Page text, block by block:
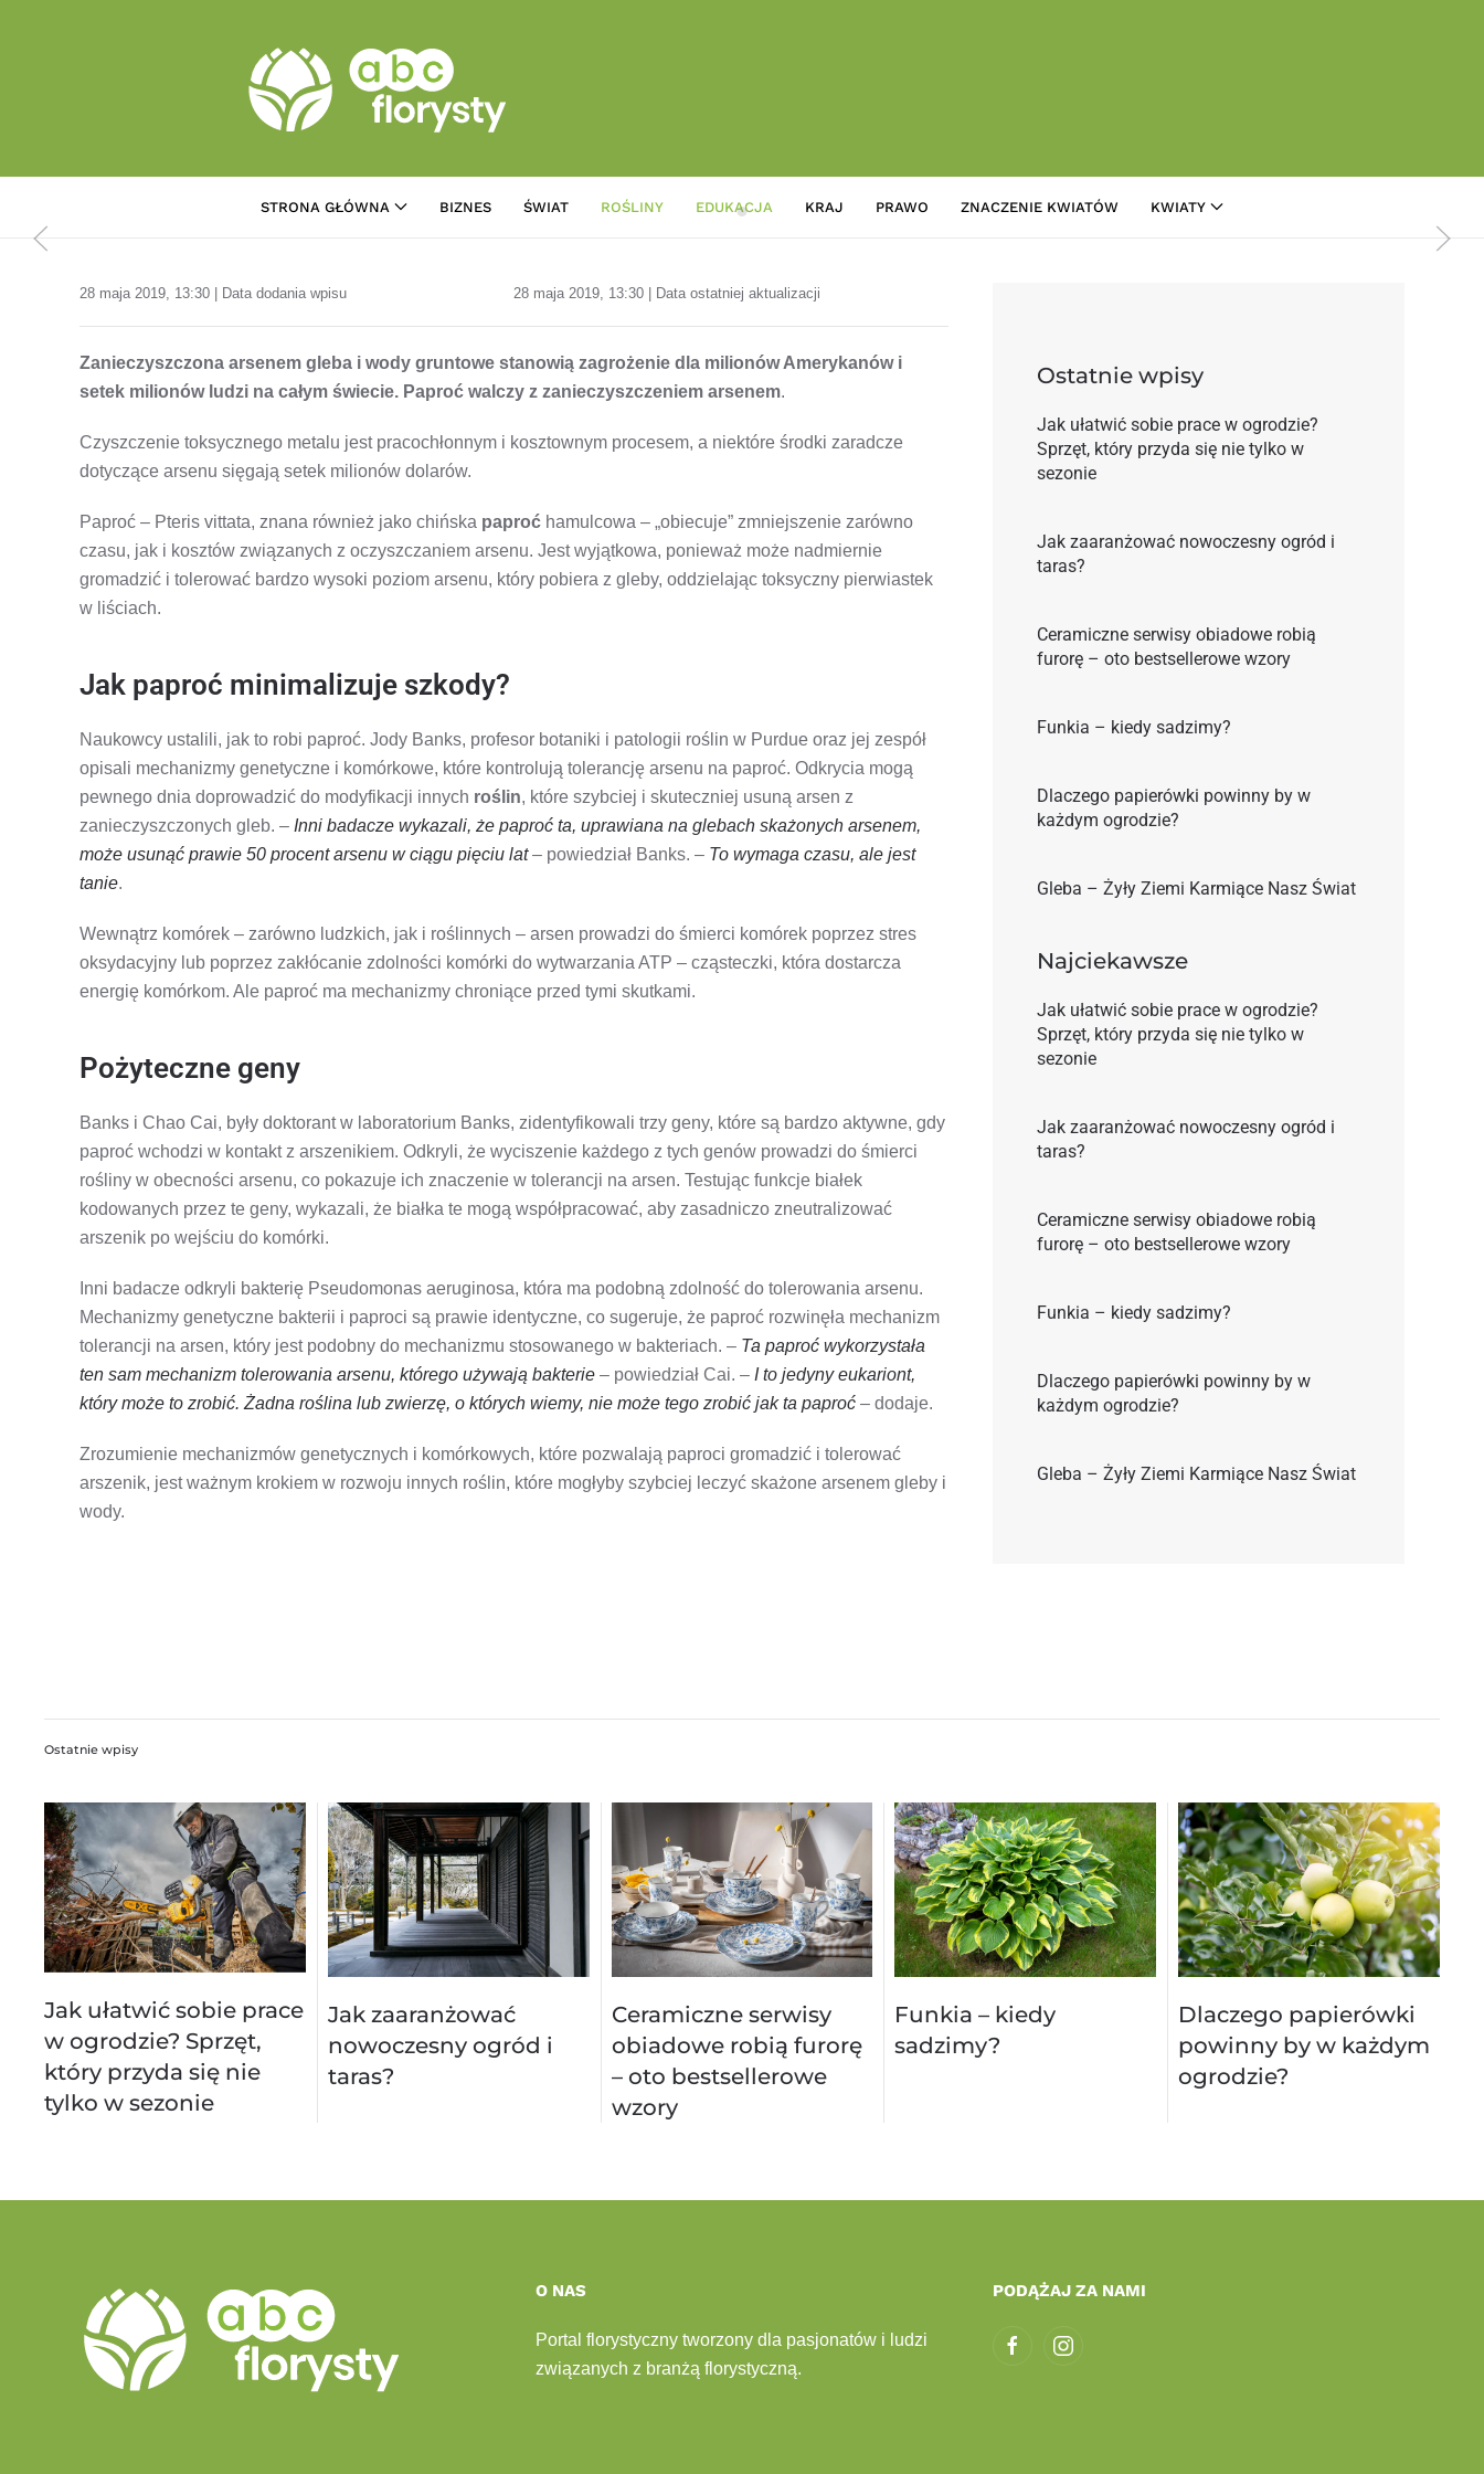
STRONA GŁÓWNA BIZNES ŚWIAT ROŚLINY EDUKACJA KRAJ PRAWO ZNACZENIE KWIATÓW KWIATY
28 maja 2019, 13:30 | Data dodania wpisu 28 maja 2019, 13:30 | Data ostatniej aktualizacji
Zanieczyszczona arsenem gleba i wody gruntowe stanowią zagrożenie dla milionów Amerykanów i
setek milionów ludzi na całym świecie. Paproć walczy z zanieczyszczeniem arsenem.
Czyszczenie toksycznego metalu jest pracochłonnym i kosztownym procesem, a niektóre środki zaradcze
dotyczące arsenu sięgają setek milionów dolarów.
Paproć – Pteris vittata, znana również jako chińska paproć hamulcowa – „obiecuje” zmniejszenie zarówno
czasu, jak i kosztów związanych z oczyszczaniem arsenu. Jest wyjątkowa, ponieważ może nadmiernie
gromadzić i tolerować bardzo wysoki poziom arsenu, który pobiera z gleby, oddzielając toksyczny pierwiastek
w liściach.
Jak paproć minimalizuje szkody?
Naukowcy ustalili, jak to robi paproć. Jody Banks, profesor botaniki i patologii roślin w Purdue oraz jej zespół
opisali mechanizmy genetyczne i komórkowe, które kontrolują tolerancję arsenu na paproć. Odkrycia mogą
pewnego dnia doprowadzić do modyfikacji innych roślin, które szybciej i skuteczniej usuną arsen z
zanieczyszczonych gleb. – Inni badacze wykazali, że paproć ta, uprawiana na glebach skażonych arsenem,
może usunąć prawie 50 procent arsenu w ciągu pięciu lat– powiedział Banks. – To wymaga czasu, ale jest
tanie.
Wewnątrz komórek – zarówno ludzkich, jak i roślinnych – arsen prowadzi do śmierci komórek poprzez stres
oksydacyjny lub poprzez zakłócanie zdolności komórki do wytwarzania ATP – cząsteczki, która dostarcza
energię komórkom. Ale paproć ma mechanizmy chroniące przed tymi skutkami.
Pożyteczne geny
Banks i Chao Cai, były doktorant w laboratorium Banks, zidentyfikowali trzy geny, które są bardzo aktywne, gdy
paproć wchodzi w kontakt z arszenikiem. Odkryli, że wyciszenie każdego z tych genów prowadzi do śmierci
rośliny w obecności arsenu, co pokazuje ich znaczenie w tolerancji na arsen. Testując funkcje białek
kodowanych przez te geny, wykazali, że białka te mogą współpracować, aby zasadniczo zneutralizować
arszenik po wejściu do komórki.
Inni badacze odkryli bakterię Pseudomonas aeruginosa, która ma podobną zdolność do tolerowania arsenu.
Mechanizmy genetyczne bakterii i paproci są prawie identyczne, co sugeruje, że paproć rozwinęła mechanizm
tolerancji na arsen, który jest podobny do mechanizmu stosowanego w bakteriach. – Ta paproć wykorzystała
ten sam mechanizm tolerowania arsenu, którego używają bakterie – powiedział Cai. – I to jedyny eukariont,
który może to zrobić. Żadna roślina lub zwierzę, o których wiemy, nie może tego zrobić jak ta paproć – dodaje.
Zrozumienie mechanizmów genetycznych i komórkowych, które pozwalają paproci gromadzić i tolerować
arszenik, jest ważnym krokiem w rozwoju innych roślin, które mogłyby szybciej leczyć skażone arsenem gleby i
wody.
Ostatnie wpisy
Jak ułatwić sobie prace w ogrodzie?
Sprzęt, który przyda się nie tylko w
sezonie
Jak zaaranżować nowoczesny ogród i
taras?
Ceramiczne serwisy obiadowe robią
furorę – oto bestsellerowe wzory
Funkia – kiedy sadzimy?
Dlaczego papierówki powinny by w
każdym ogrodzie?
Gleba – Żyły Ziemi Karmiące Nasz Świat
Najciekawsze
Jak ułatwić sobie prace w ogrodzie?
Sprzęt, który przyda się nie tylko w
sezonie
Jak zaaranżować nowoczesny ogród i
taras?
Ceramiczne serwisy obiadowe robią
furorę – oto bestsellerowe wzory
Funkia – kiedy sadzimy?
Dlaczego papierówki powinny by w
każdym ogrodzie?
Gleba – Żyły Ziemi Karmiące Nasz Świat
Ostatnie wpisy
Jak ułatwić sobie prace
w ogrodzie? Sprzęt,
który przyda się nie
tylko w sezonie
Jak zaaranżować
nowoczesny ogród i
taras?
Ceramiczne serwisy
obiadowe robią furorę
– oto bestsellerowe
wzory
Funkia – kiedy
sadzimy?
Dlaczego papierówki
powinny by w każdym
ogrodzie?
O NAS
Portal florystyczny tworzony dla pasjonatów i ludzi
związanych z branżą florystyczną.
PODĄŻAJ ZA NAMI